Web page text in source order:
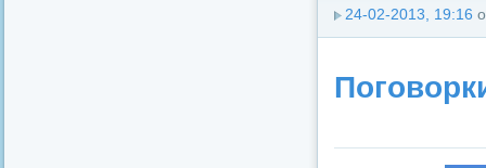
24-02-2013, 19:16